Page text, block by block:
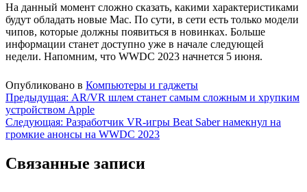
На данный момент сложно сказать, какими характеристиками
будут обладать новые Mac. По сути, в сети есть только модели
чипов, которые должны появиться в новинках. Больше
информации станет доступно уже в начале следующей
недели. Напомним, что WWDC 2023 начнется 5 июня.
Опубликовано в Компьютеры и гаджеты
Навигация
по
записям
Предыдущая: AR/VR шлем станет самым сложным и хрупким
устройством Apple
Следующая: Разработчик VR-игры Beat Saber намекнул на
громкие анонсы на WWDC 2023
Связанные записи